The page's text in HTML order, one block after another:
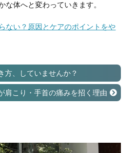
な体へと変わっていきます。
ない？原因とケアのポイントをや
方、していませんか？
肩こり・手首の痛みを招く理由